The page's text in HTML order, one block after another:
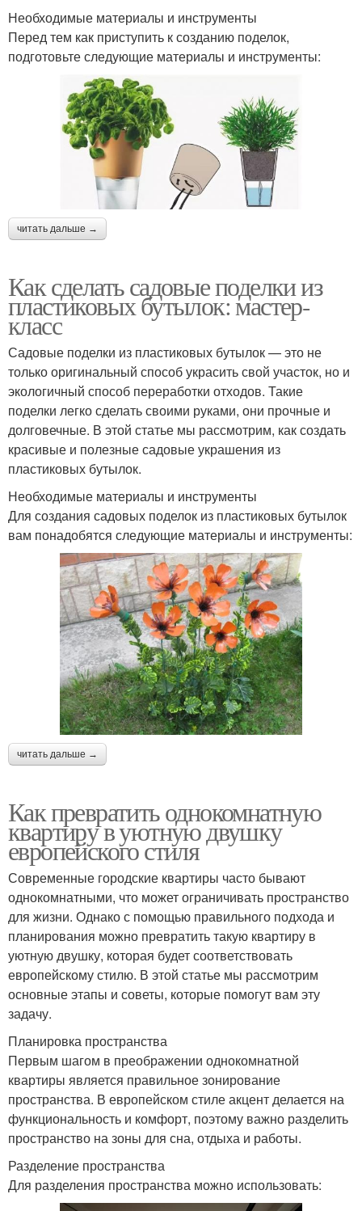
Необходимые материалы и инструменты
Перед тем как приступить к созданию поделок,
подготовьте следующие материалы и инструменты:
читать дальше →
Как сделать садовые поделки из
пластиковых бутылок: мастер-
класс
Садовые поделки из пластиковых бутылок — это не
только оригинальный способ украсить свой участок, но и
экологичный способ переработки отходов. Такие
поделки легко сделать своими руками, они прочные и
долговечные. В этой статье мы рассмотрим, как создать
красивые и полезные садовые украшения из
пластиковых бутылок.
Необходимые материалы и инструменты
Для создания садовых поделок из пластиковых бутылок
вам понадобятся следующие материалы и инструменты:
читать дальше →
Как превратить однокомнатную
квартиру в уютную двушку
европейского стиля
Современные городские квартиры часто бывают
однокомнатными, что может ограничивать пространство
для жизни. Однако с помощью правильного подхода и
планирования можно превратить такую квартиру в
уютную двушку, которая будет соответствовать
европейскому стилю. В этой статье мы рассмотрим
основные этапы и советы, которые помогут вам эту
задачу.
Планировка пространства
Первым шагом в преображении однокомнатной
квартиры является правильное зонирование
пространства. В европейском стиле акцент делается на
функциональность и комфорт, поэтому важно разделить
пространство на зоны для сна, отдыха и работы.
Разделение пространства
Для разделения пространства можно использовать: